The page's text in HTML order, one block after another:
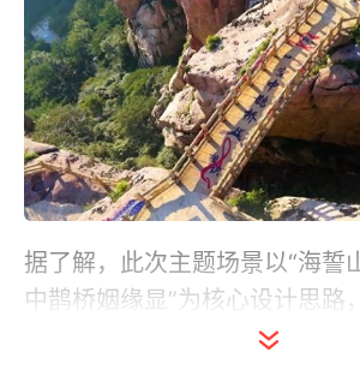
据了解，此次主题场景以“海誓
中鹊桥姻缘显”为核心设计思路
旗峰之上的先天桥精心打造成